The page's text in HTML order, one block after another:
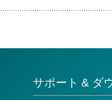
サポート & ダ